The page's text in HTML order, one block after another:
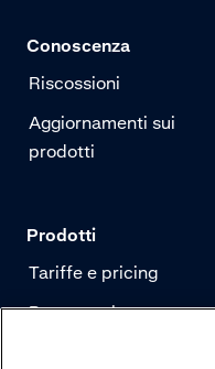
Conoscenza
Riscossioni
Aggiornamenti sui
prodotti
Prodotti
Tariffe e pricing
Pagamenti